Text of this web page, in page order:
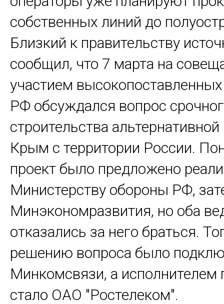
собственных линий до
Близкий к правительству
сообщил, что 7 марта на
участием
РФ обсуждался вопрос
строительства
Крым с территории России.
проект было предложено
Министерству обороны РФ,
Минэкономразвития, но оба
отказались за него браться.
решению вопроса было
Минкомсвязи, а исполнителем
стало ОАО "Ростелеком".